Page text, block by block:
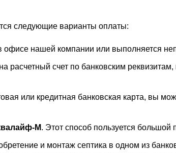
следующие варианты оплаты:
офисе нашей компании или выполняется
расчетный счет по банковским
или кредитная банковская карта, вы
М. Этот способ пользуется
и монтаж септика в одном из